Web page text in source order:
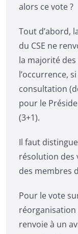
alors ce vote ?
Tout d’abord,
du CSE ne
la majorité
l’occurrence,
consultation
pour le
(3+1).
Il faut
résolution des
des membres
Pour le vote
réorganisation
renvoie à un